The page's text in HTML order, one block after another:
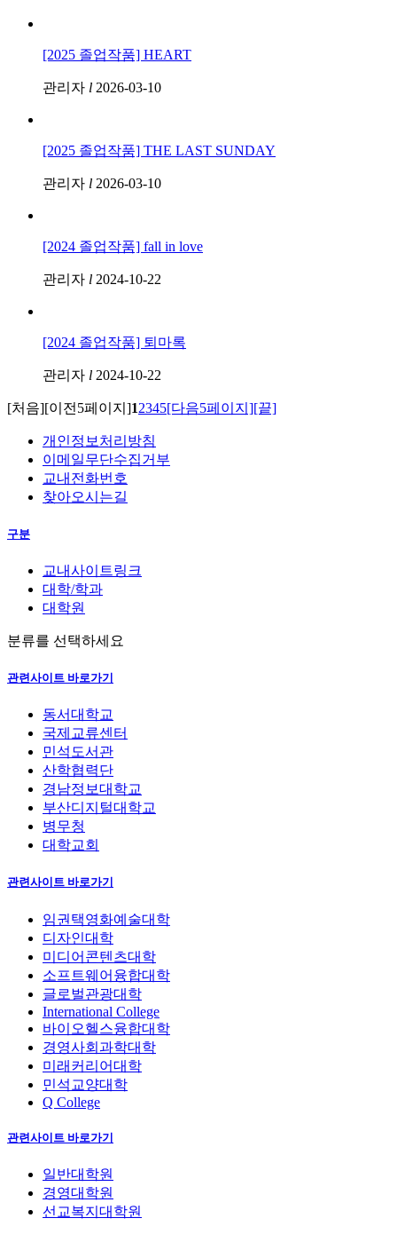
[2025 졸업작품] HEART
관리자 l 2026-03-10
[2025 졸업작품] THE LAST SUNDAY
관리자 l 2026-03-10
[2024 졸업작품] fall in love
관리자 l 2024-10-22
[2024 졸업작품] 퇴마록
관리자 l 2024-10-22
[처음][이전5페이지]12345[다음5페이지][끝]
개인정보처리방침
이메일무단수집거부
교내전화번호
찾아오시는길
구분
교내사이트링크
대학/학과
대학원
분류를 선택하세요
관련사이트 바로가기
동서대학교
국제교류센터
민석도서관
산학협력단
경남정보대학교
부산디지털대학교
병무청
대학교회
관련사이트 바로가기
임권택영화예술대학
디자인대학
미디어콘텐츠대학
소프트웨어융합대학
글로벌관광대학
International College
바이오헬스융합대학
경영사회과학대학
미래커리어대학
민석교양대학
Q College
관련사이트 바로가기
일반대학원
경영대학원
선교복지대학원